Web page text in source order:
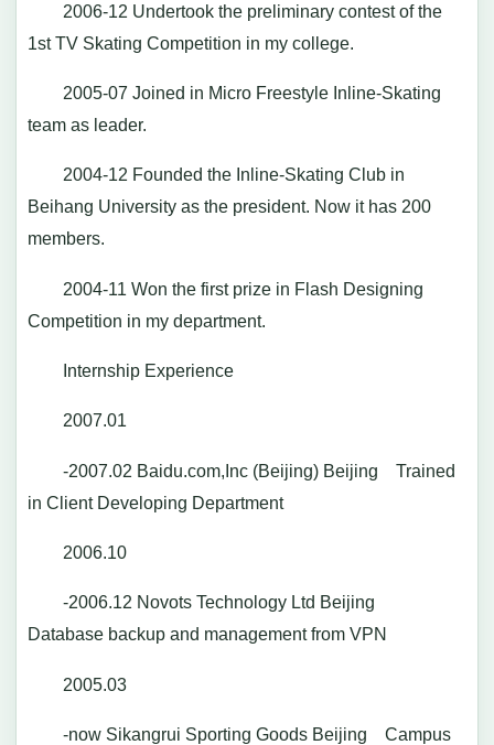
2006-12 Undertook the preliminary contest of the
1st TV Skating Competition in my college.
2005-07 Joined in Micro Freestyle Inline-Skating
team as leader.
2004-12 Founded the Inline-Skating Club in
Beihang University as the president. Now it has 200
members.
2004-11 Won the first prize in Flash Designing
Competition in my department.
Internship Experience
2007.01
-2007.02 Baidu.com,Inc (Beijing) Beijing Trained
in Client Developing Department
2006.10
-2006.12 Novots Technology Ltd Beijing
Database backup and management from VPN
2005.03
-now Sikangrui Sporting Goods Beijing Campus